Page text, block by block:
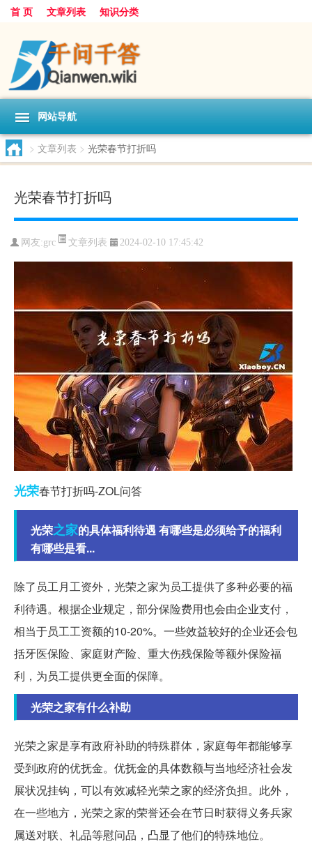
首 页 文章列表 知识分类
网站导航
> 文章列表 > 光荣春节打折吗
光荣春节打折吗
网友:grc 文章列表 2024-02-10 17:45:42
光荣春节打折吗-ZOL问答
光荣之家的具体福利待遇 有哪些是必须给予的福利
有哪些是看...
除了员工月工资外，光荣之家为员工提供了多种必要的福
利待遇。根据企业规定，部分保险费用也会由企业支付，
相当于员工工资额的10-20%。一些效益较好的企业还会包
括牙医保险、家庭财产险、重大伤残保险等额外保险福
利，为员工提供更全面的保障。
光荣之家有什么补助
光荣之家是享有政府补助的特殊群体，家庭每年都能够享
受到政府的优抚金。优抚金的具体数额与当地经济社会发
展状况挂钩，可以有效减轻光荣之家的经济负担。此外，
在一些地方，光荣之家的荣誉还会在节日时获得义务兵家
属送对联、礼品等慰问品，凸显了他们的特殊地位。